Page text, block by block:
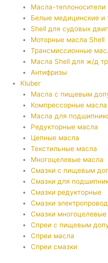
Масла-теплоносители
Белые медицинские и
Shell для судовых
Моторные масла Shell
Трансмиссионные
Масла Shell для ж/д
Антифризы
Kluber
Масла с пищевым
Компрессорные масла
Масла для
Редукторные масла
Цепные масла
Текстильные масла
Многоцелевые масла
Смазки с пищевым
Смазки для
Смазки редукторные
Смазки
Смазки многоцелевые
Спреи с пищевым
Спреи масла
Спреи смазки